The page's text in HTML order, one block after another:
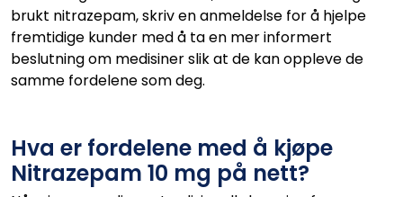
brukt nitrazepam, skriv en anmeldelse for å hjelpe
fremtidige kunder med å ta en mer informert
beslutning om medisiner slik at de kan oppleve de
samme fordelene som deg.
Hva er fordelene med å kjøpe
Nitrazepam 10 mg på nett?